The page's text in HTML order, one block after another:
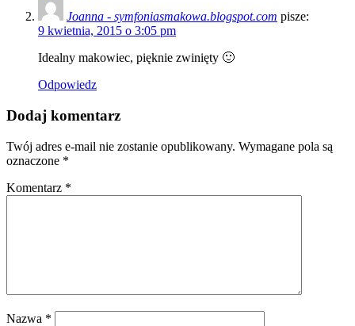
Joanna - symfoniasmakowa.blogspot.com pisze:
9 kwietnia, 2015 o 3:05 pm
Idealny makowiec, pięknie zwinięty 🙂
Odpowiedz
Dodaj komentarz
Twój adres e-mail nie zostanie opublikowany. Wymagane pola są
oznaczone *
Komentarz *
Nazwa *